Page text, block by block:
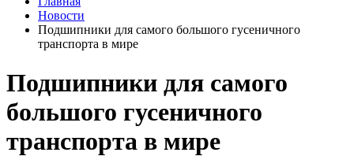
Новости
Подшипники для самого большого гусеничного
транспорта в мире
Подшипники для самого
большого гусеничного
транспорта в мире